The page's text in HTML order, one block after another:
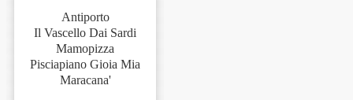
Antiporto
Il Vascello Dai Sardi
Mamopizza
Pisciapiano Gioia Mia
Maracana'